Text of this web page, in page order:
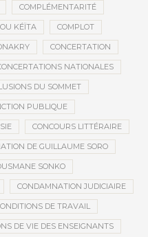
COMPLÉMENTARITÉ
KÉÏTA COMPLOT
CONCERTATION
NATIONALES
DU SOMMET
PUBLIQUE
CONCOURS LITTÉRAIRE
DE GUILLAUME SORO
SONKO
CONDAMNATION JUDICIAIRE
DE TRAVAIL
DE VIE DES ENSEIGNANTS